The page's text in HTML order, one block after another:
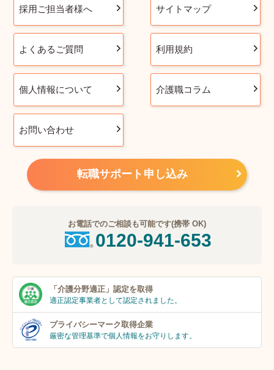
採用ご担当者様へ サイトマップ
よくあるご質問 利用規約
個人情報について 介護職コラム
お問い合わせ
転職サポート申し込み
お電話でのご相談も可能です(携帯 OK)
0120-941-653
「介護分野適正」 認定を取得
適正認定事業者として認定されました。
プライバシーマーク取得企業
厳密な管理基準で個人情報をお守りします。